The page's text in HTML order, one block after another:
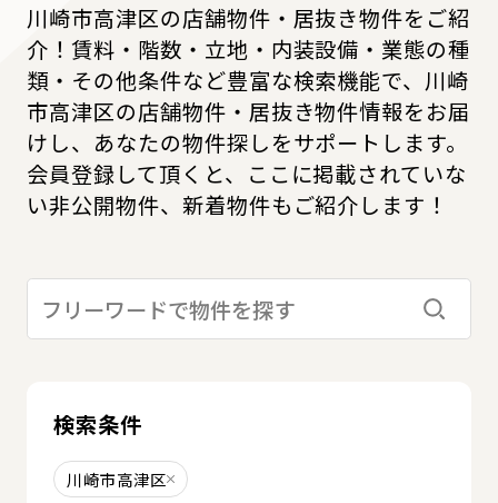
川崎市高津区の店舗物件・居抜き物件をご紹
介！賃料・階数・立地・内装設備・業態の種
類・その他条件など豊富な検索機能で、川崎
市高津区の店舗物件・居抜き物件情報をお届
けし、あなたの物件探しをサポートします。
会員登録して頂くと、ここに掲載されていな
い非公開物件、新着物件もご紹介します！
検索す
検索条件
川崎市高津区削除する